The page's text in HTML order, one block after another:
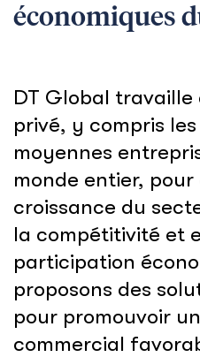
économiques
DT Global
privé, y compris
moyennes
monde entier,
croissance du
la compétitivité et
participation
proposons des
pour promouvoir
commercial